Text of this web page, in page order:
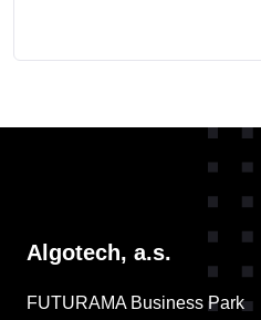
Algotech, a.s.
FUTURAMA Business Park